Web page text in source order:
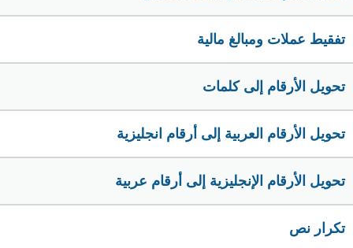
تفقيط عملات ومبالغ مالية
تحويل الأرقام إلى كلمات
تحويل الأرقام العربية إلى أرقام انجليزية
تحويل الأرقام الإنجليزية إلى أرقام عربية
تكرار نص